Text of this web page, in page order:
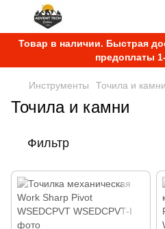
Товар в наличии. Быстрая
предоплаты
Инструменты Точила и камни
Точила и камни
Фильтр